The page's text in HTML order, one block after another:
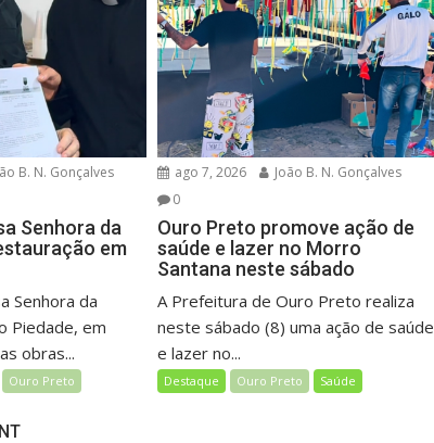
B. N. Gonçalves
Senhora da
em
Senhora da
Piedade, em
obras...
Ouro Preto
ago 7, 2026
João B. N. Gonçalves
0
Ouro Preto promove ação de
saúde e lazer no Morro
Santana neste sábado
A Prefeitura de Ouro Preto realiza
neste sábado (8) uma ação de saúde
e lazer no...
Destaque Ouro Preto Saúde